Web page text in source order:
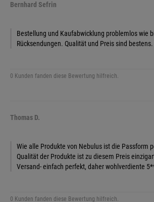
Bernhard Sefrin
Bestellung und Kaufabwicklung problemlos wie
Rücksendungen. Qualität und Preis sind
0 Kunden fanden diese Bewertung hilfreich.
Thomas D.
Wie alle Produkte von Nebulus ist die Passform
Qualität der Produkte ist zu diesem Preis
Versand- einfach perfekt, daher wohlverdiente
0 Kunden fanden diese Bewertung hilfreich.